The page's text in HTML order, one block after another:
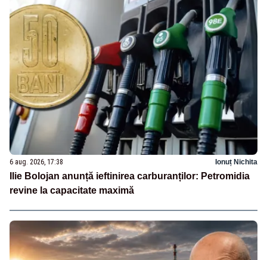
6 aug. 2026, 17:38 Ionuț Nichita
Ilie Bolojan anunță ieftinirea carburanților: Petromidia
revine la capacitate maximă